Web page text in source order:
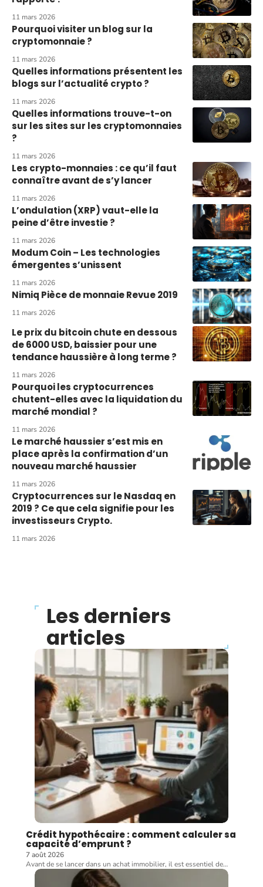
11 mars 2026
Pourquoi visiter un blog sur la
cryptomonnaie ?
11 mars 2026
Quelles informations présentent les
blogs sur l’actualité crypto ?
11 mars 2026
Quelles informations trouve-t-on
sur les sites sur les cryptomonnaies
?
11 mars 2026
Les crypto-monnaies : ce qu’il faut
connaître avant de s’y lancer
11 mars 2026
L’ondulation (XRP) vaut-elle la
peine d’être investie ?
11 mars 2026
Modum Coin – Les technologies
émergentes s’unissent
11 mars 2026
Nimiq Pièce de monnaie Revue 2019
11 mars 2026
Le prix du bitcoin chute en dessous
de 6000 USD, baissier pour une
tendance haussière à long terme ?
11 mars 2026
Pourquoi les cryptocurrences
chutent-elles avec la liquidation du
marché mondial ?
11 mars 2026
Le marché haussier s’est mis en
place après la confirmation d’un
nouveau marché haussier
11 mars 2026
Cryptocurrences sur le Nasdaq en
2019 ? Ce que cela signifie pour les
investisseurs Crypto.
11 mars 2026
Les derniers
articles
Crédit hypothécaire : comment calculer sa
capacité d’emprunt ?
7 août 2026
Avant de se lancer dans un achat immobilier, il est essentiel de…